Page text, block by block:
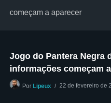
começam a aparecer
Jogo do Pantera Negra
informações começam
Por Lipeux 22 de fevereiro de